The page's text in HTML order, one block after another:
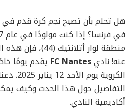
هل تحلم بأن تصبح نجم كرة قدم في
منطقة لوار
عنه! ناديFC Nantes يقدم يومًا
الكروية
التفاصيل حول هذا الحدث وكيف
أكاديمية النادي.